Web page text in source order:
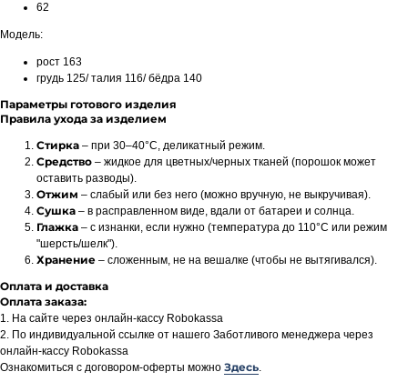
62
Модель:
рост 163
грудь 125/ талия 116/ бёдра 140
Параметры готового изделия
Правила ухода за изделием
Стирка – при 30–40°C, деликатный режим.
Средство – жидкое для цветных/черных тканей (порошок может
оставить разводы).
Отжим – слабый или без него (можно вручную, не выкручивая).
Сушка – в расправленном виде, вдали от батареи и солнца.
Глажка – с изнанки, если нужно (температура до 110°C или режим
"шерсть/шелк").
Хранение – сложенным, не на вешалке (чтобы не вытягивался).
Оплата и доставка
Оплата заказа:
1. На сайте через онлайн-кассу Robokassa
2. По индивидуальной ссылке от нашего Заботливого менеджера через
онлайн-кассу Robokassa
Ознакомиться с договором-оферты можно Здесь.